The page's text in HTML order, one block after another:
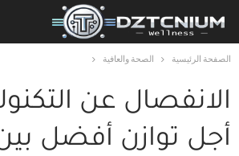
الصفحة الرئيسية الصحة والعافية
الانفصال عن
أجل توازن أفضل